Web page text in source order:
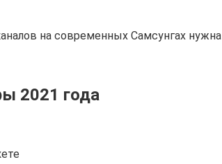
на современных Самсунгах нужна
2021 года